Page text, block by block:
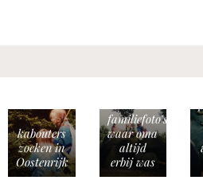
kabouters
zoeken in
Oostenrijk
familiefoto's
waar oma
altijd
erbij was